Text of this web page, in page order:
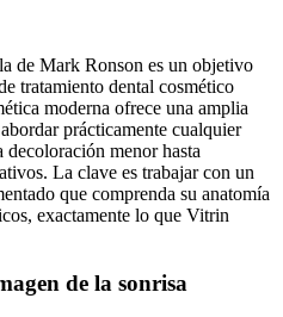
de Mark Ronson es un objetivo
tratamiento dental cosmético
moderna ofrece una amplia
prácticamente cualquier
decoloración menor hasta
La clave es trabajar con un
que comprenda su anatomía
exactamente lo que Vitrin
de la sonrisa